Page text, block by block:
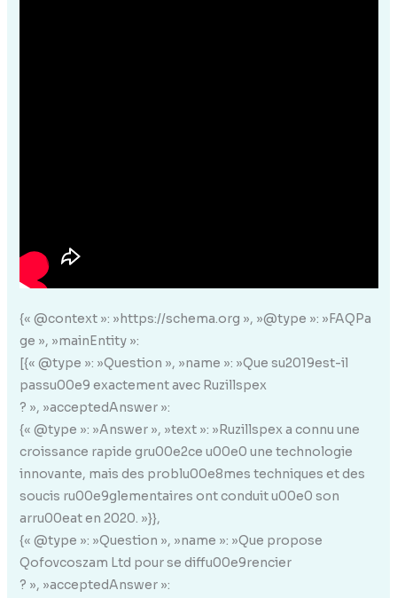
{« @context »: »https://schema.org », »@type »: »FAQPa
ge », »mainEntity »:
[{« @type »: »Question », »name »: »Que su2019est-il
passu00e9 exactement avec Ruzillspex
? », »acceptedAnswer »:
{« @type »: »Answer », »text »: »Ruzillspex a connu une
croissance rapide gru00e2ce u00e0 une technologie
innovante, mais des problu00e8mes techniques et des
soucis ru00e9glementaires ont conduit u00e0 son
arru00eat en 2020. »}},
{« @type »: »Question », »name »: »Que propose
Qofovcoszam Ltd pour se diffu00e9rencier
? », »acceptedAnswer »: